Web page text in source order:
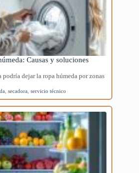
Causas y soluciones
podría dejar la ropa húmeda por zonas
secadora servicio técnico